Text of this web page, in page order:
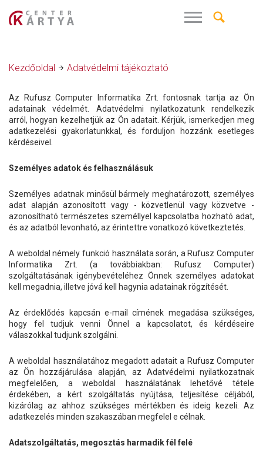
Kezdőoldal Adatvédelmi tájékoztató
Az Rufusz Computer Informatika Zrt. fontosnak tartja az Ön
adatainak védelmét. Adatvédelmi nyilatkozatunk rendelkezik
arról, hogyan kezelhetjük az Ön adatait. Kérjük, ismerkedjen meg
adatkezelési gyakorlatunkkal, és forduljon hozzánk esetleges
kérdéseivel.
Személyes adatok és felhasználásuk
Személyes adatnak minősül bármely meghatározott, személyes
adat alapján azonosított vagy - közvetlenül vagy közvetve -
azonosítható természetes személlyel kapcsolatba hozható adat,
és az adatból levonható, az érintettre vonatkozó következtetés.
A weboldal némely funkció használata során, a Rufusz Computer
Informatika Zrt. (a továbbiakban: Rufusz Computer)
szolgáltatásának igénybevételéhez Önnek személyes adatokat
kell megadnia, illetve jóvá kell hagynia adatainak rögzítését.
Az érdeklődés kapcsán e-mail címének megadása szükséges,
hogy fel tudjuk venni Önnel a kapcsolatot, és kérdéseire
válaszokkal tudjunk szolgálni.
A weboldal használatához megadott adatait a Rufusz Computer
az Ön hozzájárulása alapján, az Adatvédelmi nyilatkozatnak
megfelelően, a weboldal használatának lehetővé tétele
érdekében, a kért szolgáltatás nyújtása, teljesítése céljából,
kizárólag az ahhoz szükséges mértékben és ideig kezeli. Az
adatkezelés minden szakaszában megfelel e célnak.
Adatszolgáltatás, megosztás harmadik fél felé